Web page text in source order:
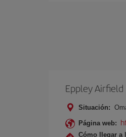
Eppley Airfield
Situación:
Página web:
Cómo llegar a